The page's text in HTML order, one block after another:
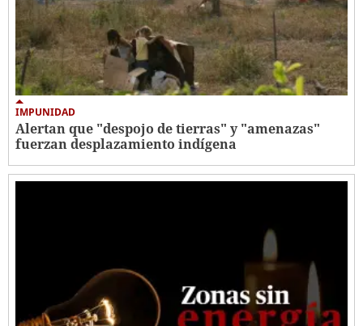
IMPUNIDAD
Alertan que "despojo de tierras" y "amenazas"
fuerzan desplazamiento indígena